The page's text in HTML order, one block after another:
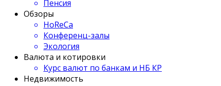
Пенсия
Обзоры
HoReCa
Конференц-залы
Экология
Валюта и котировки
Курс валют по банкам и НБ КР
Недвижимость